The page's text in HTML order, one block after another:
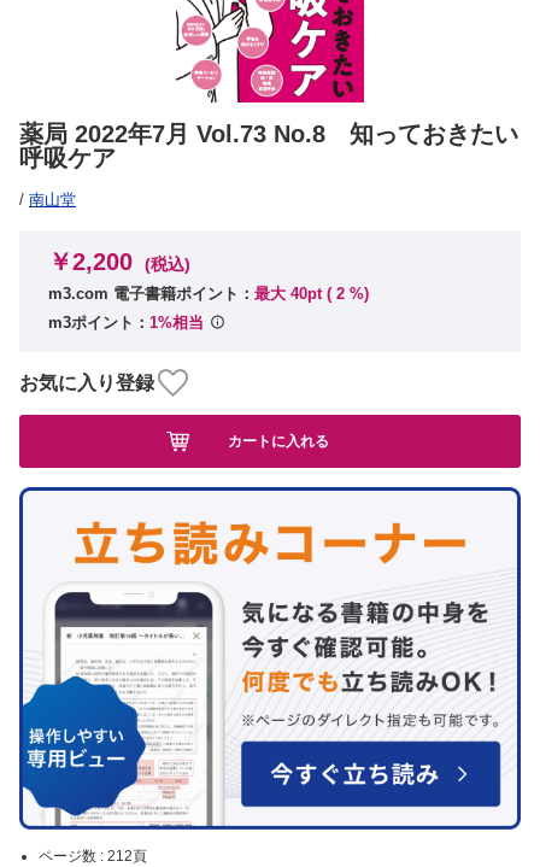
薬局 2022年7月 Vol.73 No.8 知っておきたい
呼吸ケア
/ 南山堂
ページ数 : 212頁
￥2,200 (税込)
m3.com 電子書籍ポイント： 最大 40pt ( 2 %)
m3ポイント： 1%相当
お気に入り登録
カートに入れる